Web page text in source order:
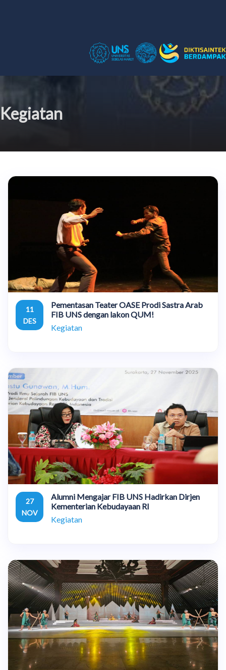
Kegiatan
11
DES
Pementasan Teater OASE Prodi Sastra Arab
FIB UNS dengan lakon QUM!
Kegiatan
27
NOV
Alumni Mengajar FIB UNS Hadirkan Dirjen
Kementerian Kebudayaan RI
Kegiatan